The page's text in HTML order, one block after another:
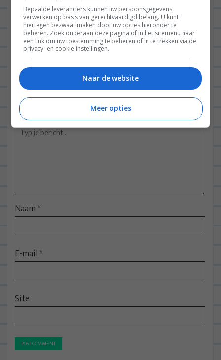
Ziet er uit als een geweldige
vakantie!
BEANTWOORDEN
Laat een reactie achter
Het e-mailadres wordt niet gepubliceerd.Vereiste
velden zijn gemarkeerd met*
Naam*
E-mail*
Site
Bepaalde leveranciers kunnen uw persoonsgegevens
verwerken op basis van gerechtvaardigd belang. U kunt
hiertegen bezwaar maken door uw opties hieronder te
beheren. Zoek onderaan deze pagina of in het sitemenu naar
een link om uw toestemming te beheren of in te trekken via de
privacy- en cookie-instellingen.
Naar de website
Meer opties